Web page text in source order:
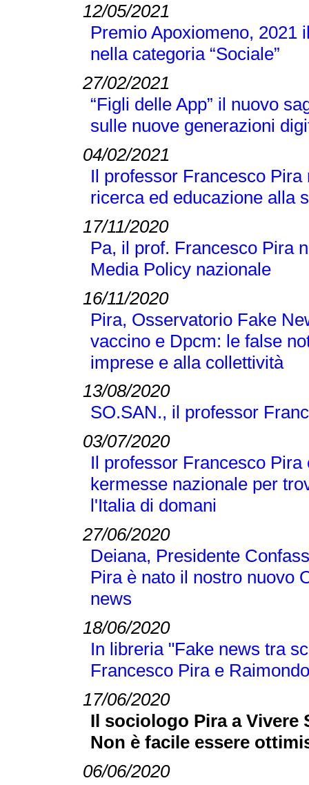
12/05/2021
Premio Apoxiomeno, 2021
nella categoria “Sociale”
27/02/2021
“Figli delle App” il nuovo
sulle nuove generazioni
04/02/2021
Il professor Francesco
ricerca ed educazione alla
17/11/2020
Pa, il prof. Francesco Pira
Media Policy nazionale
16/11/2020
Pira, Osservatorio Fake
vaccino e Dpcm: le false
imprese e alla collettività
13/08/2020
SO.SAN., il professor
03/07/2020
Il professor Francesco
kermesse nazionale per
l'Italia di domani
27/06/2020
Deiana, Presidente
Pira è nato il nostro nuovo
news
18/06/2020
In libreria "Fake news tra
Francesco Pira e
17/06/2020
Il sociologo Pira a Vivere
Non è facile essere
06/06/2020